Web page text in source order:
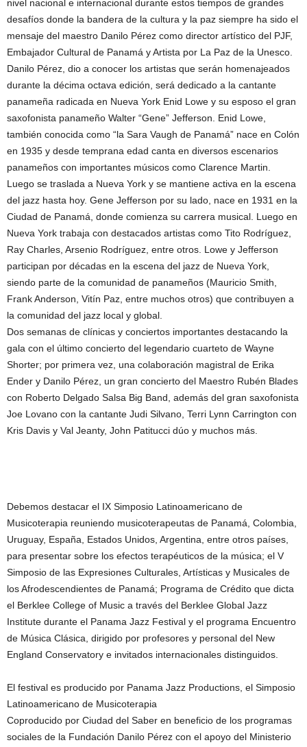
nivel nacional e internacional durante estos tiempos de grandes
desafíos donde la bandera de la cultura y la paz siempre ha sido el
mensaje del maestro Danilo Pérez como director artístico del PJF,
Embajador Cultural de Panamá y Artista por La Paz de la Unesco.
Danilo Pérez, dio a conocer los artistas que serán homenajeados
durante la décima octava edición, será dedicado a la cantante
panameña radicada en Nueva York Enid Lowe y su esposo el gran
saxofonista panameño Walter “Gene” Jefferson. Enid Lowe,
también conocida como “la Sara Vaugh de Panamá” nace en Colón
en 1935 y desde temprana edad canta en diversos escenarios
panameños con importantes músicos como Clarence Martin.
Luego se traslada a Nueva York y se mantiene activa en la escena
del jazz hasta hoy. Gene Jefferson por su lado, nace en 1931 en la
Ciudad de Panamá, donde comienza su carrera musical. Luego en
Nueva York trabaja con destacados artistas como Tito Rodríguez,
Ray Charles, Arsenio Rodríguez, entre otros. Lowe y Jefferson
participan por décadas en la escena del jazz de Nueva York,
siendo parte de la comunidad de panameños (Mauricio Smith,
Frank Anderson, Vitín Paz, entre muchos otros) que contribuyen a
la comunidad del jazz local y global.
Dos semanas de clínicas y conciertos importantes destacando la
gala con el último concierto del legendario cuarteto de Wayne
Shorter; por primera vez, una colaboración magistral de Erika
Ender y Danilo Pérez, un gran concierto del Maestro Rubén Blades
con Roberto Delgado Salsa Big Band, además del gran saxofonista
Joe Lovano con la cantante Judi Silvano, Terri Lynn Carrington con
Kris Davis y Val Jeanty, John Patitucci dúo y muchos más.
Debemos destacar el IX Simposio Latinoamericano de
Musicoterapia reuniendo musicoterapeutas de Panamá, Colombia,
Uruguay, España, Estados Unidos, Argentina, entre otros países,
para presentar sobre los efectos terapéuticos de la música; el V
Simposio de las Expresiones Culturales, Artísticas y Musicales de
los Afrodescendientes de Panamá; Programa de Crédito que dicta
el Berklee College of Music a través del Berklee Global Jazz
Institute durante el Panama Jazz Festival y el programa Encuentro
de Música Clásica, dirigido por profesores y personal del New
England Conservatory e invitados internacionales distinguidos.
El festival es producido por Panama Jazz Productions, el Simposio
Latinoamericano de Musicoterapia
Coproducido por Ciudad del Saber en beneficio de los programas
sociales de la Fundación Danilo Pérez con el apoyo del Ministerio